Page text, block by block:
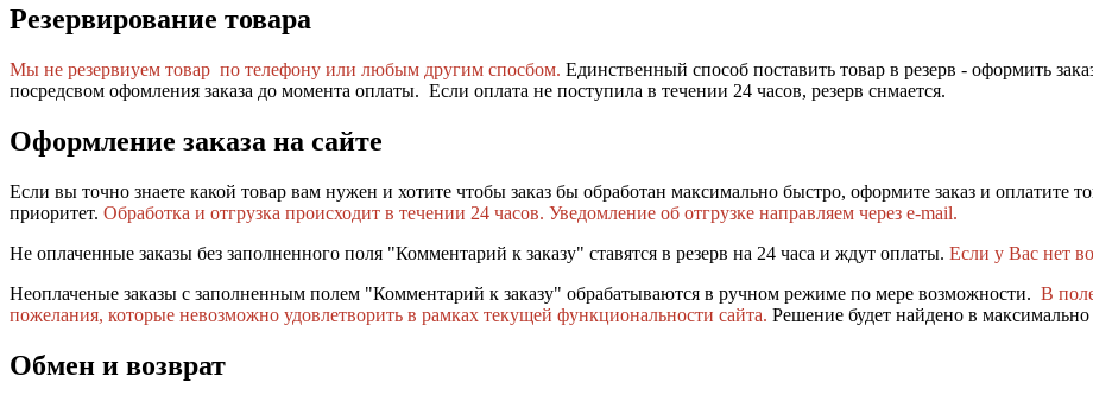
Резервирование товара
Мы не резервиуем товар по телефону или любым другим спосбом. Единственный способ поставить товар в резерв - оформить
посредсвом офомления заказа до момента оплаты. Если оплата не поступила в течении 24 часов, резерв снмается.
Оформление заказа на сайте
Если вы точно знаете какой товар вам нужен и хотите чтобы заказ бы обработан максимально быстро, оформите заказ и оплатите
приоритет. Обработка и отгрузка происходит в течении 24 часов. Уведомление об отгрузке направляем через e-mail.
Не оплаченные заказы без заполненного поля "Комментарий к заказу" ставятся в резерв на 24 часа и ждут оплаты. Если у Вас нет
Неоплаченые заказы с заполненным полем "Комментарий к заказу" обрабатываются в ручном режиме по мере возможности. В
пожелания, которые невозможно удовлетворить в рамках текущей функциональности сайта. Решение будет найдено в
Обмен и возврат